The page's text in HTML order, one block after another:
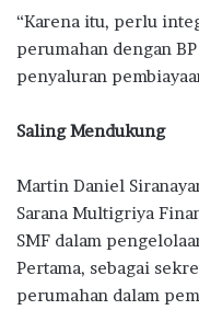
“Karena itu, perlu
perumahan dengan
penyaluran
Saling Mendukung
Martin Daniel
Sarana Multigriya
SMF dalam
Pertama, sebagai
perumahan dalam